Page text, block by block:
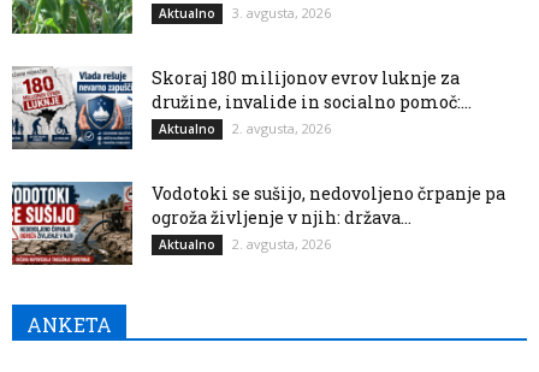
Aktualno 3. avgusta, 2026
Skoraj 180 milijonov evrov luknje za
družine, invalide in socialno pomoč:...
Aktualno 2. avgusta, 2026
Vodotoki se sušijo, nedovoljeno črpanje pa
ogroža življenje v njih: država...
Aktualno 2. avgusta, 2026
ANKETA